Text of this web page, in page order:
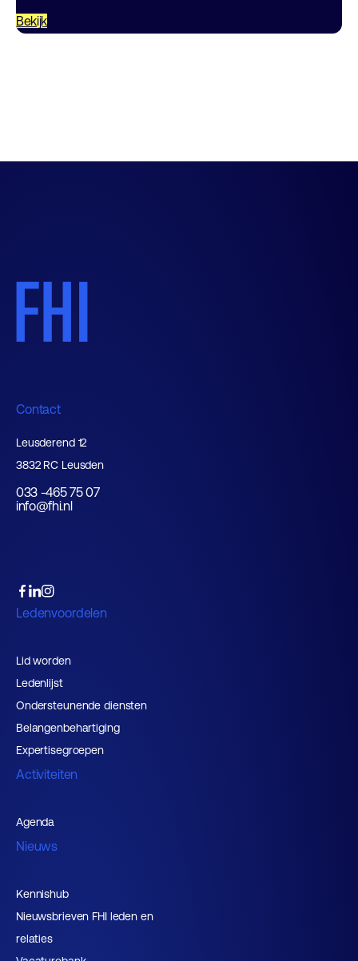
complete productieproces…
Bekijk
Contact
Leusderend 12
3832 RC Leusden
033 -465 75 07
info@fhi.nl
Ledenvoordelen
Lid worden
Ledenlijst
Ondersteunende diensten
Belangenbehartiging
Expertisegroepen
Activiteiten
Agenda
Nieuws
Kennishub
Nieuwsbrieven FHI leden en
relaties